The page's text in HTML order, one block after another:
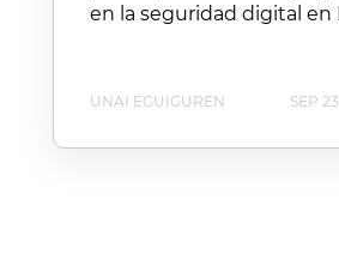
en la seguridad digital en
UNAI EGUIGUREN SEP